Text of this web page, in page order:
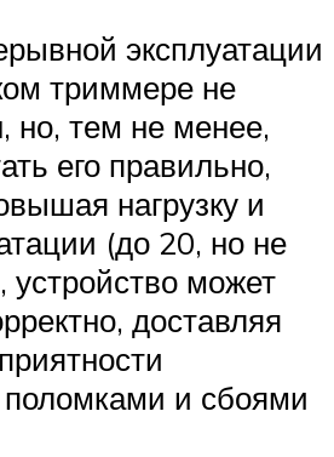
эксплуатации
триммере не
но, тем не менее,
его правильно,
нагрузку и
(до 20, но не
устройство может
доставляя
и сбоями